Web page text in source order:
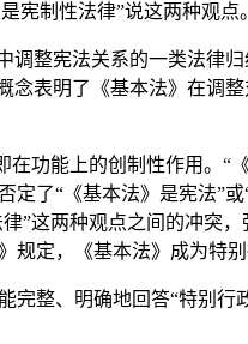
制性法律”说这两种观点。
宪法关系的一类法律
表明了《基本法》在调
能上的创制性作用。“
了“《基本法》是宪法”
这两种观点之间的冲突
定，《基本法》成为特
、明确地回答“特别行